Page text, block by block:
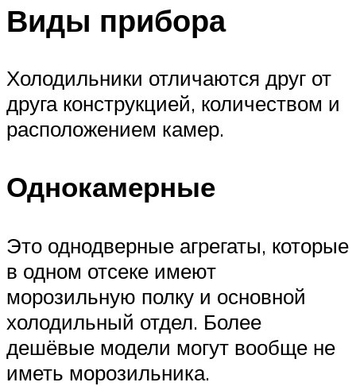
Виды прибора
Холодильники отличаются друг от
друга конструкцией, количеством и
расположением камер.
Однокамерные
Это однодверные агрегаты, которые
в одном отсеке имеют
морозильную полку и основной
холодильный отдел. Более
дешёвые модели могут вообще не
иметь морозильника.